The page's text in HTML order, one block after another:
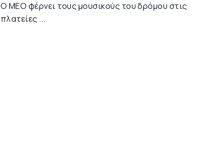
Ο ΜΕΟ φέρνει τους μουσικούς του δρόμου στις
πλατείες ...